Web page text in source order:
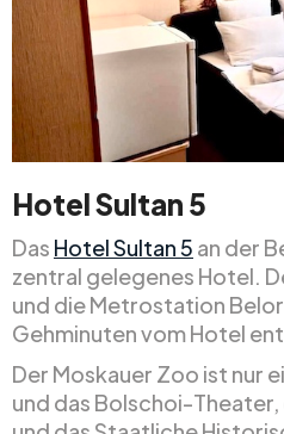
Hotel Sultan 5
Das Hotel Sultan 5 an der
zentral gelegenes Hotel.
und die Metrostation
Gehminuten vom Hotel
Der Moskauer Zoo ist nur
und das Bolschoi-